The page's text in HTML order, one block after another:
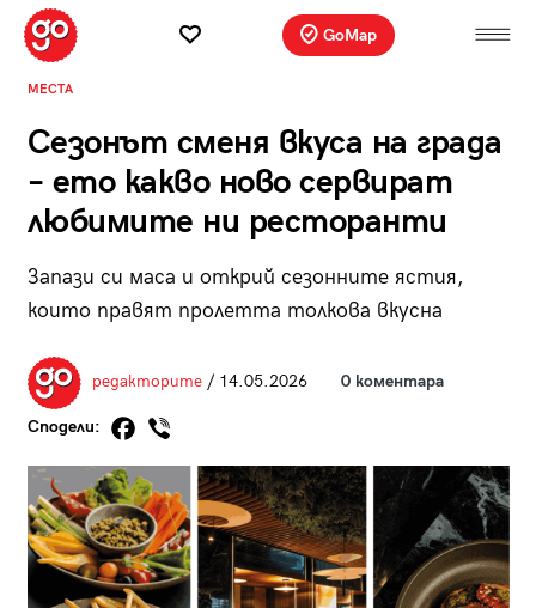
GoMap
МЕСТА
Сезонът сменя вкуса на града
– ето какво ново сервират
любимите ни ресторанти
Запази си маса и открий сезонните ястия,
които правят пролетта толкова вкусна
редакторите/ 14.05.2026 0 коментара
Сподели: